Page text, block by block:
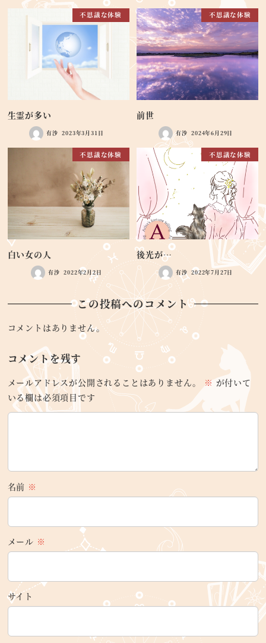
不思議な体験
生霊が多い
有沙 2023年3月31日
不思議な体験
前世
有沙 2024年6月29日
不思議な体験
白い女の人
有沙 2022年2月2日
不思議な体験
後光が…
有沙 2022年7月27日
この投稿へのコメント
コメントはありません。
コメントを残す
メールアドレスが公開されることはありません。 ※が付いて
いる欄は必須項目です
名前 ※
メール ※
サイト